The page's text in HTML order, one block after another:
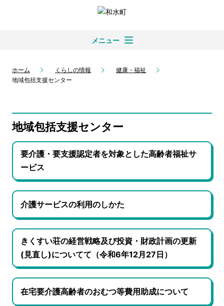
メニュー
ホーム くらしの情報
健康・福祉
地域包括支援センター
地域包括支援センター
要介護・要支援認定者を対象とした高齢者福祉サ
ービス
介護サービスの利用のしかた
きくすい荘の経営戦略及び投資・財政計画の更新
(見直し)についてて（令和6年12月27日）
在宅要介護高齢者のおむつ等費用助成について